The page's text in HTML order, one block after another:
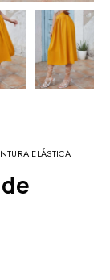
ELÁSTICA